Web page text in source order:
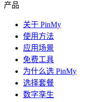
产品
关于 PinMy
使用方法
应用场景
免费工具
为什么选 PinMy
选择套餐
数字孪生